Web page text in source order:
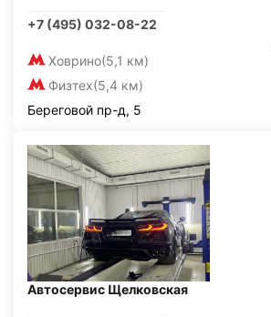
+7 (495) 032-08-22
Ховрино(5,1 км)
Физтех(5,4 км)
Береговой пр-д, 5
Автосервис Щелковская